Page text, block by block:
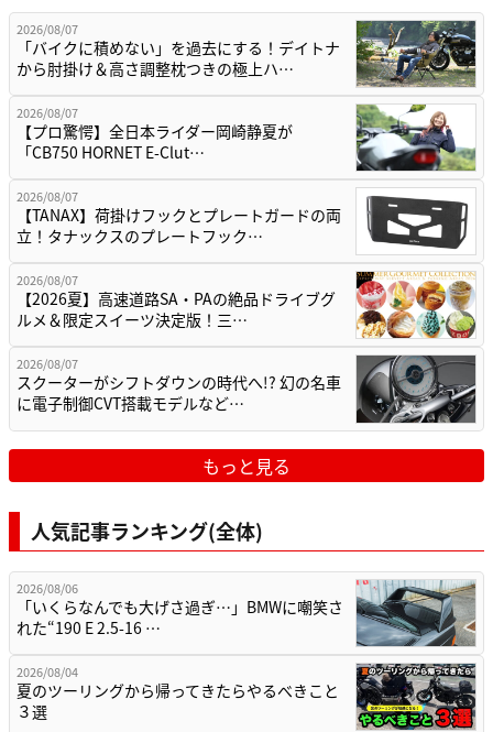
2026/08/07
「バイクに積めない」を過去にする！デイトナ
から肘掛け＆高さ調整枕つきの極上ハ…
2026/08/07
【プロ驚愕】全日本ライダー岡崎静夏が
「CB750 HORNET E-Clut…
2026/08/07
【TANAX】荷掛けフックとプレートガードの両
立！タナックスのプレートフック…
2026/08/07
【2026夏】高速道路SA・PAの絶品ドライブグ
ルメ＆限定スイーツ決定版！三…
2026/08/07
スクーターがシフトダウンの時代へ!? 幻の名車
に電子制御CVT搭載モデルなど…
もっと見る
人気記事ランキング(全体)
2026/08/06
「いくらなんでも大げさ過ぎ…」BMWに嘲笑さ
れた“190 E 2.5-16 …
2026/08/04
夏のツーリングから帰ってきたらやるべきこと
３選